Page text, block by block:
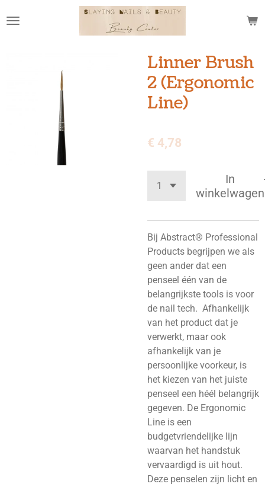
direct
hoofdinhoud
Linner Brush
2 (Ergonomic
Line)
€ 4,78
In
winkelwagen
Bij Abstract® Professional
Products begrijpen we als
geen ander dat een
penseel één van de
belangrijkste tools is voor
de nail tech. Afhankelijk
van het product dat je
verwerkt, maar ook
afhankelijk van je
persoonlijke voorkeur, is
het kiezen van het juiste
penseel een héél belangrijk
gegeven. De Ergonomic
Line is een
budgetvriendelijke lijn
waarvan het handstuk
vervaardigd is uit hout.
Deze penselen zijn licht en